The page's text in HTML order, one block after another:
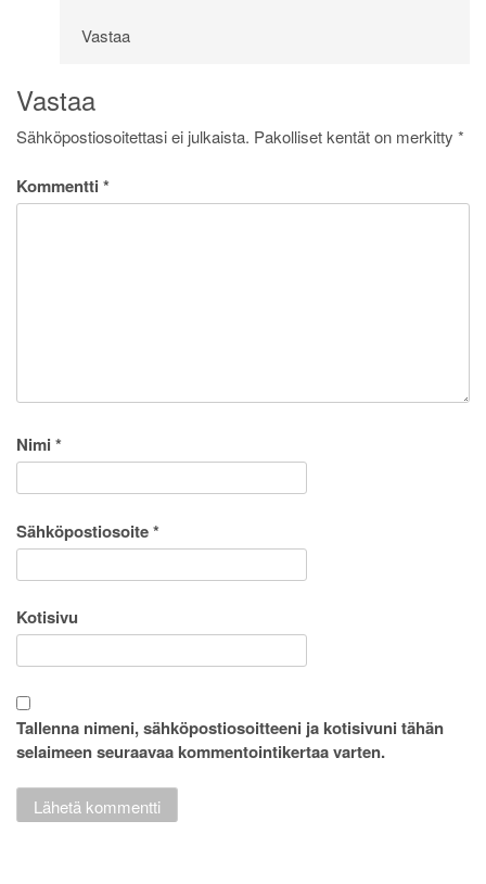
Vastaa
Vastaa
Sähköpostiosoitettasi ei julkaista. Pakolliset kentät on merkitty *
Kommentti *
Nimi *
Sähköpostiosoite*
Kotisivu
Tallenna nimeni, sähköpostiosoitteeni ja kotisivuni tähän
selaimeen seuraavaa kommentointikertaa varten.